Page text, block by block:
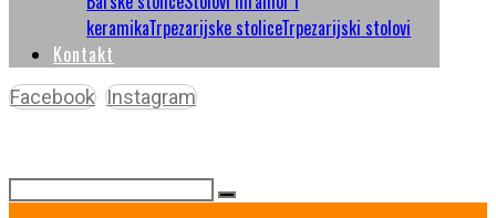
keramikaTrpezarijske stoliceTrpezarijski stolovi
Kontakt
Facebook Instagram